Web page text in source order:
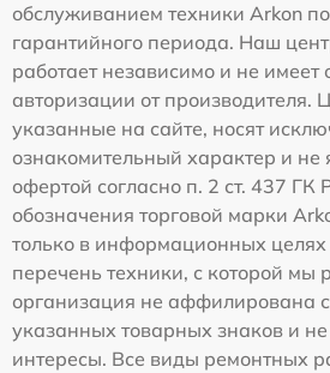
обслуживанием техники Arkon
гарантийного периода. Наш
работает независимо и не
авторизации от производителя.
указанные на сайте, носят
ознакомительный характер и не
офертой согласно п. 2 ст. 437
обозначения торговой марки
только в информационных
перечень техники, с которой мы
организация не аффилирована
указанных товарных знаков и не
интересы. Все виды ремонтных